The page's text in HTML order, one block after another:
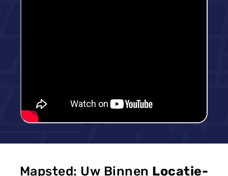
Mapsted: Uw Binnen Locatie-